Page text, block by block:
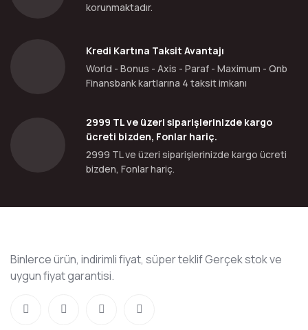
korunmaktadır.
Kredi Kartına Taksit Avantajı
World - Bonus - Axis - Paraf - Maximum - Qnb
Finansbank kartlarına 4 taksit imkanı
2999 TL ve üzeri siparişlerinizde kargo
ücreti bizden, Fonlar hariç.
2999 TL ve üzeri siparişlerinizde kargo ücreti
bizden, Fonlar hariç.
Binlerce ürün, indirimli fiyat, süper teklif Gerçek stok ve
uygun fiyat garantisi.